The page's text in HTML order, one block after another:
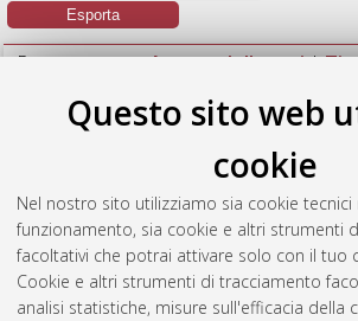
Questo sito web
cookie
Nel nostro sito utilizziamo sia cookie tecnici
funzionamento, sia cookie e altri strumenti
facoltativi che potrai attivare solo con il tuo
Cookie e altri strumenti di tracciamento
analisi statistiche, misure sull'efficacia della
Raggruppa per:Autore della tesi|
comparison between metal and nano-
aquatic organisms: laboratory surveys.
Università di Bologna, Corso di Studio in
DM270] - Ravenna